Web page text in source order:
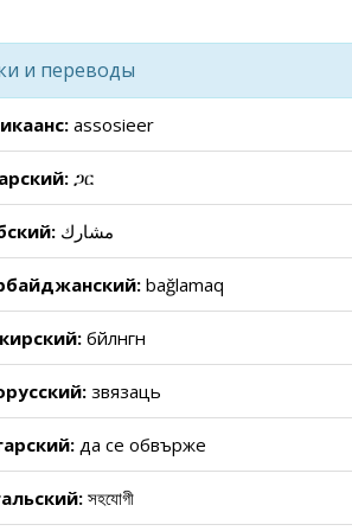
и переводы
assosieer
ጋር
مشارك
bağlamaq
бәйләнгән
звязаць
да се обвърже
সহযোগী